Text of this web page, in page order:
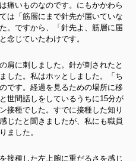
痛いものなのです。にもかかわら
は「筋層にまで針先が届いていな
。ですから、「針先よ、筋層に届
念じていたわけです。
肩に刺しました。針が刺されたと
した。私はホッとしました。「ち
です。経過を見るための場所に移
世間話しをしているうちに15分が
接種でした。すでに接種した知り
じたと聞きましたが、私にも職員
ました。
接種した左上腕に重だるさを感じ